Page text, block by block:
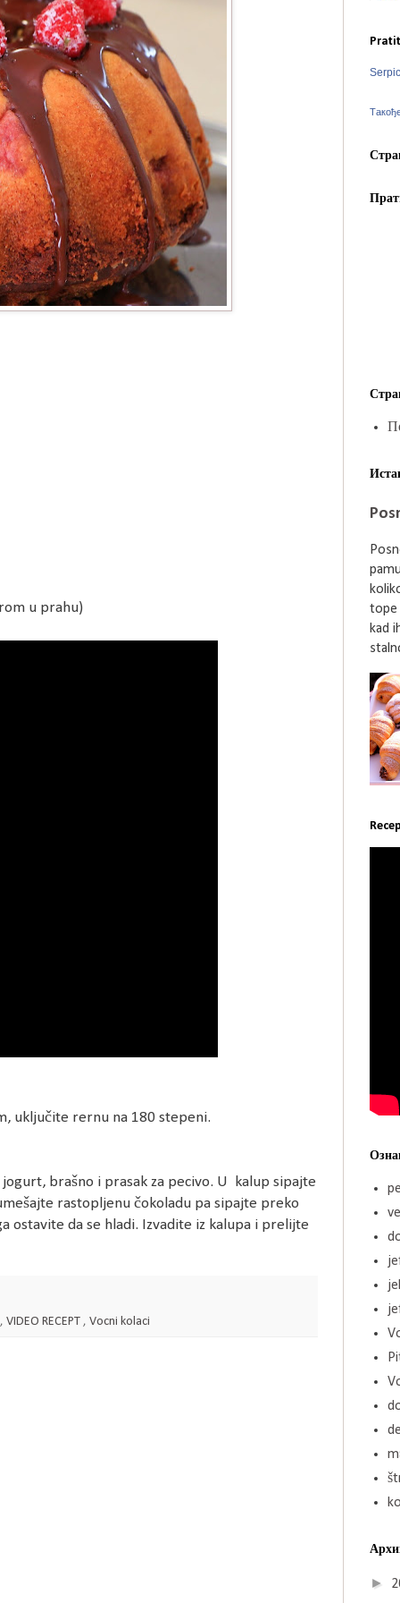
u prahu)
uključite rernu na 180 stepeni.
brašno i prasak za pecivo. U kalup sipajte
rastopljenu čokoladu pa sipajte preko
ostavite da se hladi. Izvadite iz kalupa i prelijte
, VIDEO RECEPT , Vocni kolaci
tope
kad
►